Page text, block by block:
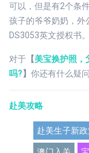
可以，但是有2个条
孩子的爷爷奶奶，外
DS3053英文授权书。
对于 【美宝换护照，
吗?】 你还有什么疑
赴美攻略
赴美生子新政